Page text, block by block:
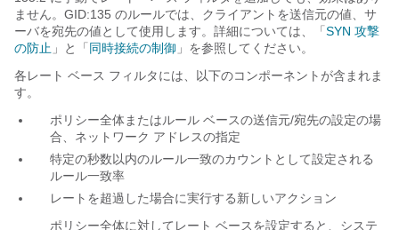
ません。GID:135 のルールでは、クライアントを送信元の値、サ
ーバを宛先の値として使用します。詳細については、「 SYN 攻撃
の防止 」と「 同時接続の制御 」を参照してください。
各レート ベース フィルタには、以下のコンポーネントが含まれま
す。
ポリシー全体またはルール ベースの送信元/宛先の設定の場
合、ネットワーク アドレスの指定
特定の秒数以内のルール一致のカウントとして設定される
ルール一致率
レートを超過した場合に実行する新しいアクション
ポリシー全体に対してレート ベースを設定すると、システ